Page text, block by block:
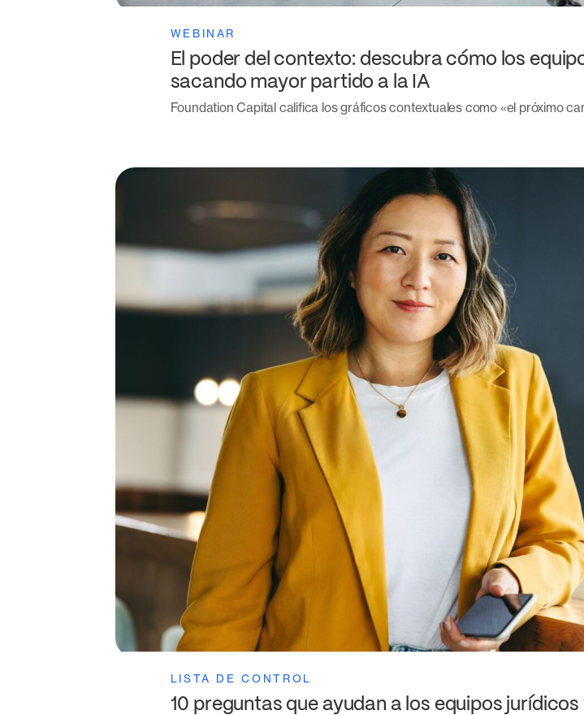
WEBINAR
El poder del contexto: descubra cómo los
sacando mayor partido a la IA
Foundation Capital califica los gráficos contextuales como «el próximo
LISTA DE CONTROL
10 preguntas que ayudan a los equipos